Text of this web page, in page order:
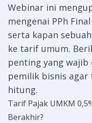
Webinar ini
mengenai PPh
serta kapan
ke tarif umum.
penting yang
pemilik bisnis agar
hitung.
Tarif Pajak UMKM
Berakhir?